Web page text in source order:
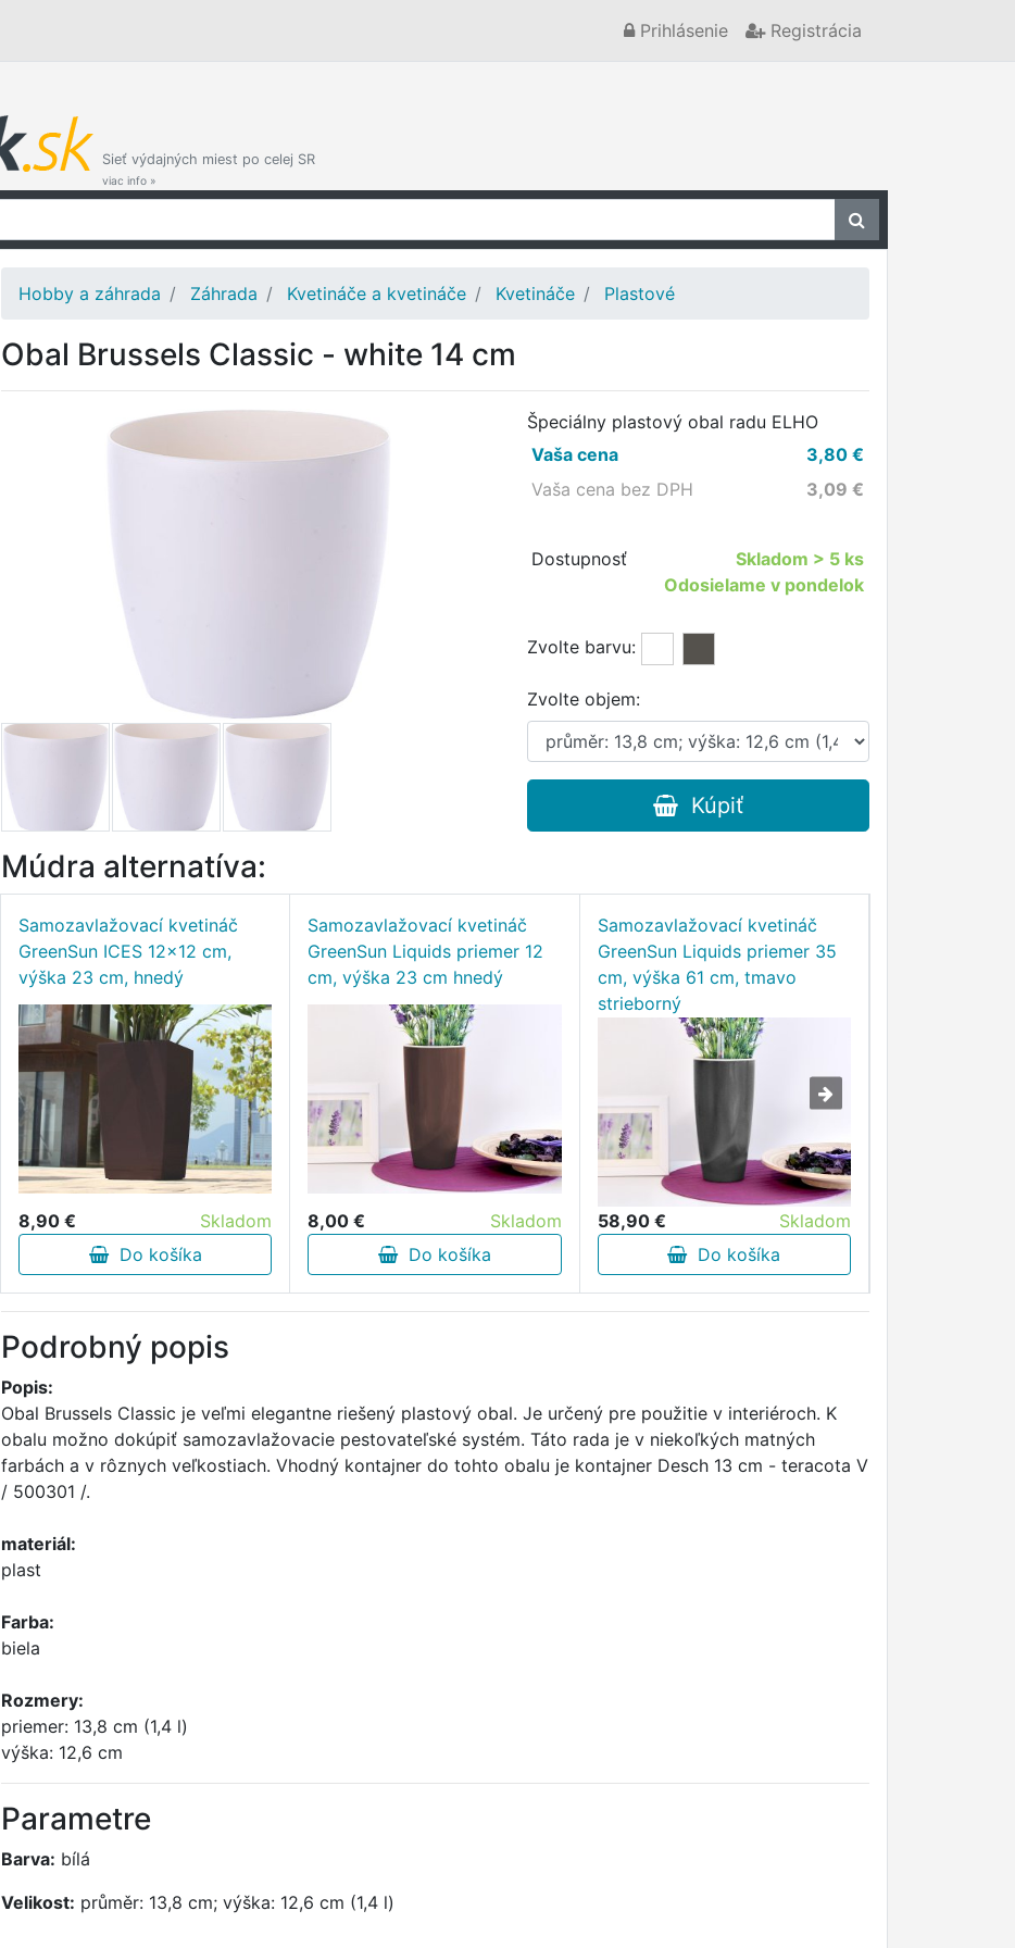
Prihlásenie Registrácia
Sieť výdajných miest po celej SR
viac info »
Hobby a záhrada Záhrada Kvetináče a kvetináče Kvetináče Plastové
Obal Brussels Classic - white 14 cm
Špeciálny plastový obal radu ELHO
Vaša cena
3,80€
Vaša cena bez DPH
3,09 €
Dostupnosť Skladom > 5 ks
Odosielame v pondelok
Zvolte barvu:
Zvolte objem:
Kúpiť
Múdra alternatíva:
Samozavlažovací kvetináč
GreenSun ICES 12x12 cm,
výška 23 cm, hnedý
8,90 €
Skladom
Do košíka
Samozavlažovací kvetináč
GreenSun Liquids priemer 12
cm, výška 23 cm hnedý
8,00 €
Skladom
Do košíka
Samozavlažovací kvetináč
GreenSun Liquids priemer 35
cm, výška 61 cm, tmavo
strieborný
58,90 €
Skladom
Do košíka
Podrobný popis
Popis:
Obal Brussels Classic je veľmi elegantne riešený plastový obal. Je určený pre použitie v interiéroch. K
obalu možno dokúpiť samozavlažovacie pestovateľské systém. Táto rada je v niekoľkých matných
farbách a v rôznych veľkostiach. Vhodný kontajner do tohto obalu je kontajner Desch 13 cm - teracota V
/ 500301 /.
materiál:
plast
Farba:
biela
Rozmery:
priemer: 13,8 cm (1,4 l)
výška: 12,6 cm
Parametre
Barva: bílá
Velikost: průměr: 13,8 cm; výška: 12,6 cm (1,4 l)